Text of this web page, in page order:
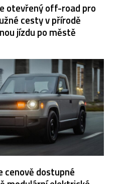
otevřený off-road pro
cesty v přírodě
jízdu po městě
cenově dostupné